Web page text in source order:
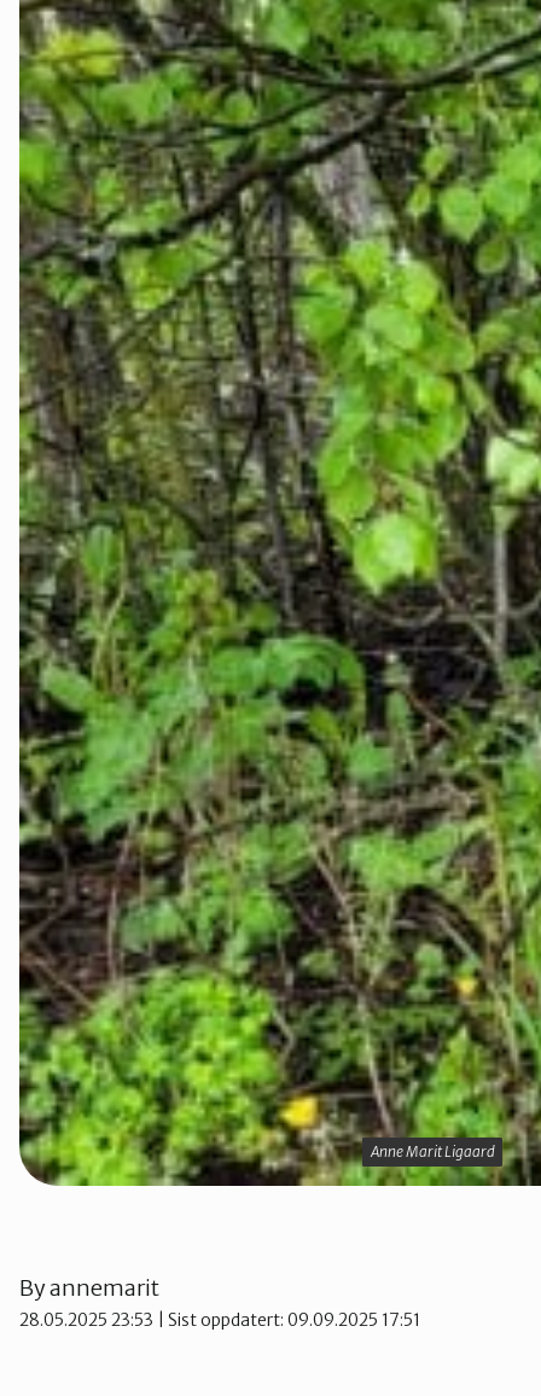
Røros og
Selbu og
Skaun
Steinkjer
Stjørdal og
Trøndelag
Trondheim
Verdal
Anne Marit Ligaard
Anne Marit Ligaard
Byannemarit
28.05.2025 23:53 | Sist oppdatert: 09.09.2025 17:51